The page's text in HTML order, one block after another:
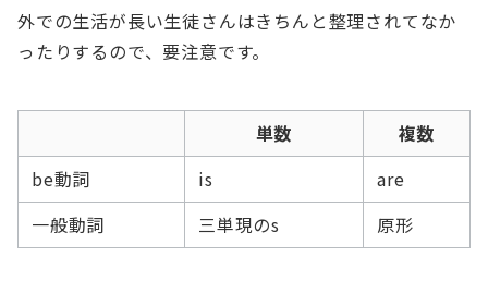
外での生活が長い生徒さんはきちんと整理されてなか
ったりするので、要注意です。
単数
複数
be動詞
is
are
一般動詞
三単現のs 原形